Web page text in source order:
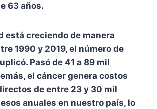
63 años.
está creciendo de manera
1990 y 2019, el número de
Pasó de 41 a 89 mil
el cáncer genera costos
de entre 23 y 30 mil
anuales en nuestro país, lo